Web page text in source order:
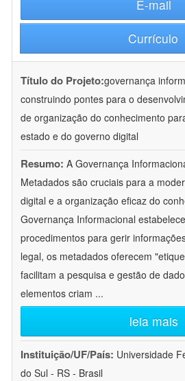
E-mail
Currículo
Título do Projeto:governança
construindo pontes para o
de organização do conhecimento
estado e do governo digital
Resumo: A Governança
Metadados são cruciais para a
digital e a organização eficaz do
Governança Informacional
procedimentos para gerir
legal, os metadados oferecem
facilitam a pesquisa e gestão de
elementos criam ...
leia mais
Instituição/UF/País: Universidade
do Sul - RS - Brasil